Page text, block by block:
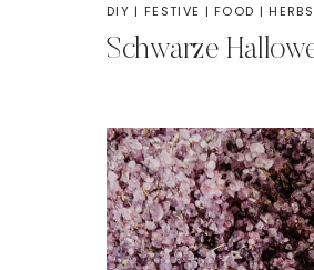
DIY | FESTIVE | FOOD |
Schwarze